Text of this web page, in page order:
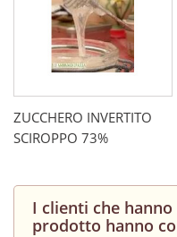
ZUCCHERO INVERTITO
SCIROPPO 73%
I clienti che
prodotto hanno